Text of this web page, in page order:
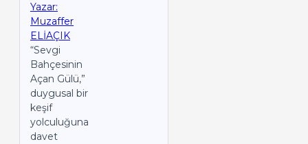
Yazar:
Muzaffer
ELİAÇIK
“Sevgi
Bahçesinin
Açan Gülü,”
duygusal bir
keşif
yolculuğuna
davet